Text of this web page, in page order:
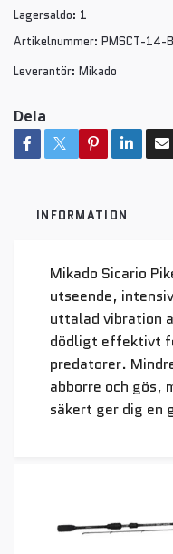
Lagersaldo: 1
Artikelnummer: PMSCT-14-
Leverantör: Mikado
Dela
INFORMATION
Mikado Sicario
utseende,
uttalad vibration
dödligt effektivt
predatorer.
abborre och gös,
säkert ger dig en